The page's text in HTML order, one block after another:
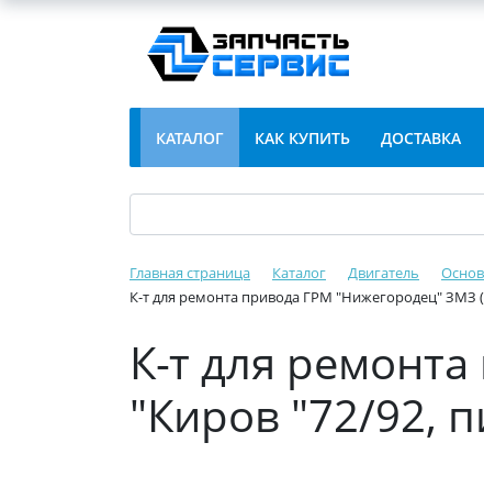
КАТАЛОГ КАК КУПИТЬ ДОСТАВКА
Главная страница Каталог Двигатель
К-т для ремонта привода ГРМ "Нижегородец" ЗМЗ
К-т для
"Киров "72/92,